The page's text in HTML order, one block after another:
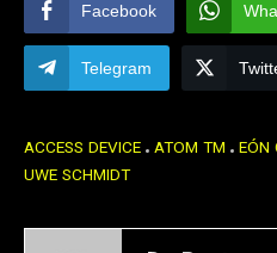
Facebook
Telegram
ACCESS DEVICE ATOM TM EÓN
UWE SCHMIDT